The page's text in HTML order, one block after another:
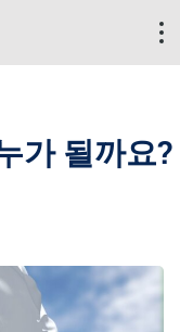
가 될까요?